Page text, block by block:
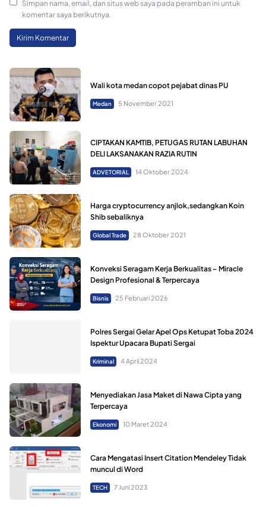
Simpan nama, email, dan situs web saya pada peramban ini untuk
komentar saya berikutnya.
Wali kota medan copot pejabat dinas PU
Medan 5 November 2021
CIPTAKAN KAMTIB, PETUGAS RUTAN LABUHAN
DELI LAKSANAKAN RAZIA RUTIN
ADVETORIAL 14 Oktober 2024
Harga cryptocurrency anjlok,sedangkan Koin
Shib sebaliknya
Global Trade 28 Oktober 2021
Konveksi Seragam Kerja Berkualitas – Miracle
Design Profesional & Terpercaya
Bisnis 25 Februari 2026
Polres Sergai Gelar Apel Ops Ketupat Toba 2024
Ispektur Upacara Bupati Sergai
Kriminal 4 April 2024
Menyediakan Jasa Maket di Nawa Cipta yang
Terpercaya
Ekonomi 10 Maret 2024
Cara Mengatasi Insert Citation Mendeley Tidak
muncul di Word
TECH 7 Juni 2023